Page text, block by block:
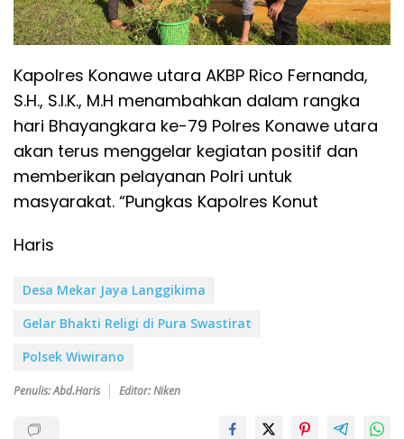
Kapolres Konawe utara AKBP Rico Fernanda,
S.H., S.I.K., M.H menambahkan dalam rangka
hari Bhayangkara ke-79 Polres Konawe utara
akan terus menggelar kegiatan positif dan
memberikan pelayanan Polri untuk
masyarakat. “Pungkas Kapolres Konut
Haris
Desa Mekar Jaya Langgikima
Gelar Bhakti Religi di Pura Swastirat
Polsek Wiwirano
Penulis: Abd.Haris Editor: Niken